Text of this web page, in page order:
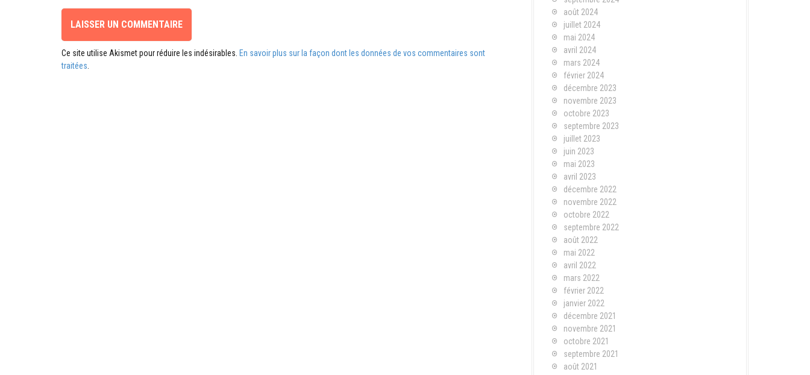
Ce site utilise Akismet pour réduire les indésirables. En savoir plus sur la façon dont les données de vos commentaires sont
traitées.
août 2024
juillet 2024
mai 2024
avril 2024
mars 2024
février 2024
décembre 2023
novembre 2023
octobre 2023
septembre 2023
juillet 2023
juin 2023
mai 2023
avril 2023
décembre 2022
novembre 2022
octobre 2022
septembre 2022
août 2022
mai 2022
avril 2022
mars 2022
février 2022
janvier 2022
décembre 2021
novembre 2021
octobre 2021
septembre 2021
août 2021